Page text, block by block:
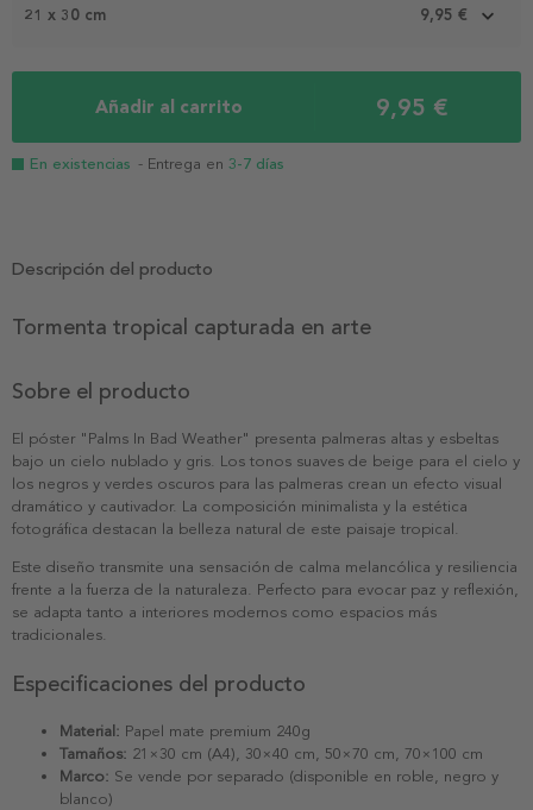
21 x 30 cm 9,95 €
Añadir al carrito 9,95 €
En existencias - Entrega en 3-7 días
Descripción del producto
Tormenta tropical capturada en arte
Sobre el producto
El póster "Palms In Bad Weather" presenta palmeras altas y esbeltas
bajo un cielo nublado y gris. Los tonos suaves de beige para el cielo y
los negros y verdes oscuros para las palmeras crean un efecto visual
dramático y cautivador. La composición minimalista y la estética
fotográfica destacan la belleza natural de este paisaje tropical.
Este diseño transmite una sensación de calma melancólica y resiliencia
frente a la fuerza de la naturaleza. Perfecto para evocar paz y reflexión,
se adapta tanto a interiores modernos como espacios más
tradicionales.
Especificaciones del producto
Material: Papel mate premium 240g
Tamaños: 21×30 cm (A4), 30×40 cm, 50×70 cm, 70×100 cm
Marco: Se vende por separado (disponible en roble, negro y
blanco)